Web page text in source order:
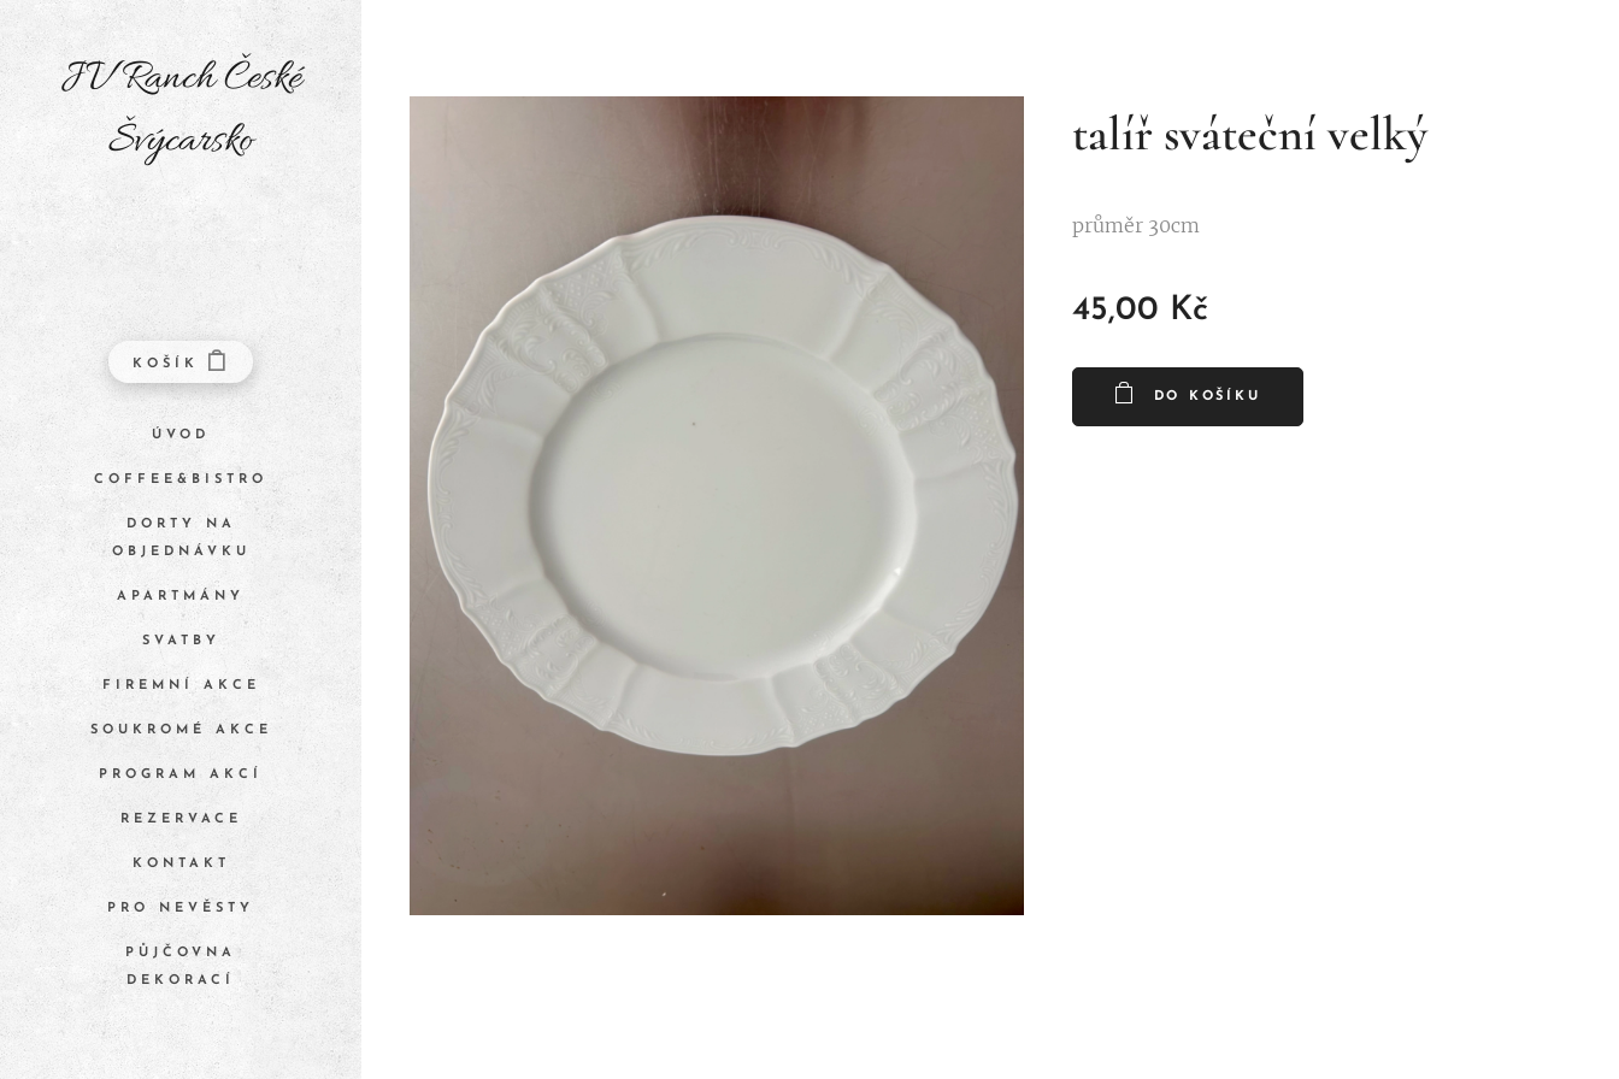
JV Ranch České
Švýcarsko
KOŠÍK
ÚVOD
COFFEE&BISTRO
DORTY NA
OBJEDNÁVKU
APARTMÁNY
SVATBY
FIREMNÍ AKCE
SOUKROMÉ AKCE
PROGRAM AKCÍ
REZERVACE
KONTAKT
PRO NEVĚSTY
PŮJČOVNA
DEKORACÍ
talíř sváteční velký
průměr 30cm
45,00 Kč
DO KOŠÍKU